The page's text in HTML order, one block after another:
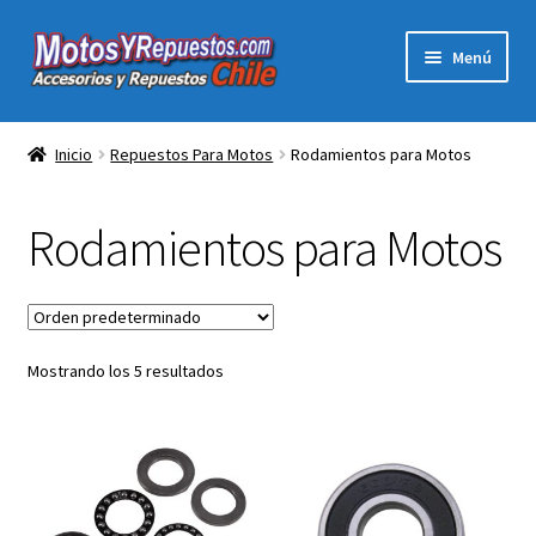
Ir
a
Ir
al
Menú
Acc y Rep Motocross Enduro
Repuestos Para Motos
Filtros para Motos
Herramientas Para Taller
Tienda Física Motosyrepuestos
Inicio Repuestos Para Motos Rodamientos para Motos
Rodamientos para Motos
Mostrando los 5 resultados